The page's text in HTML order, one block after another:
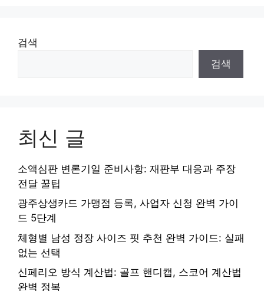
검색
검색
최신 글
소액심판 변론기일 준비사항: 재판부 대응과 주장
전달 꿀팁
광주상생카드 가맹점 등록, 사업자 신청 완벽 가이
드 5단계
체형별 남성 정장 사이즈 핏 추천 완벽 가이드: 실패
없는 선택
신페리오 방식 계산법: 골프 핸디캡, 스코어 계산법
완벽 정복